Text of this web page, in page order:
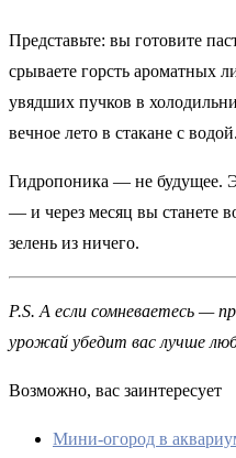
Представьте: вы готовите
срываете горсть ароматных
увядших пучков в
вечное лето в стакане с водой.
Гидропоника — не будущее.
— и через месяц вы
зелень из ничего.
P.S. А если сомневаетесь —
урожай убедит вас лучше
Возможно, вас заинтересует
Мини-огород в